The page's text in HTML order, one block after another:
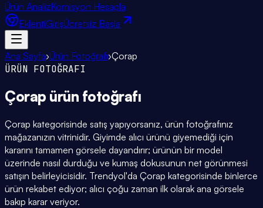
Ürün AnalizKomisyon Hesapla
EklentiGirişÜcretsiz Başla
Ana Sayfa›Ürün Fotoğrafı›Çorap
ÜRÜN FOTOĞRAFI
Çorap ürün fotoğrafı
Çorap kategorisinde satış yapıyorsanız, ürün fotoğrafınız
mağazanızın vitrinidir. Giyimde alıcı ürünü giyemediği için
kararını tamamen görsele dayandırır; ürünün bir model
üzerinde nasıl durduğu ve kumaş dokusunun net görünmesi
satışın belirleyicisidir. Trendyol'da Çorap kategorisinde binlerce
ürün rekabet ediyor; alıcı çoğu zaman ilk olarak ana görsele
bakıp karar veriyor.